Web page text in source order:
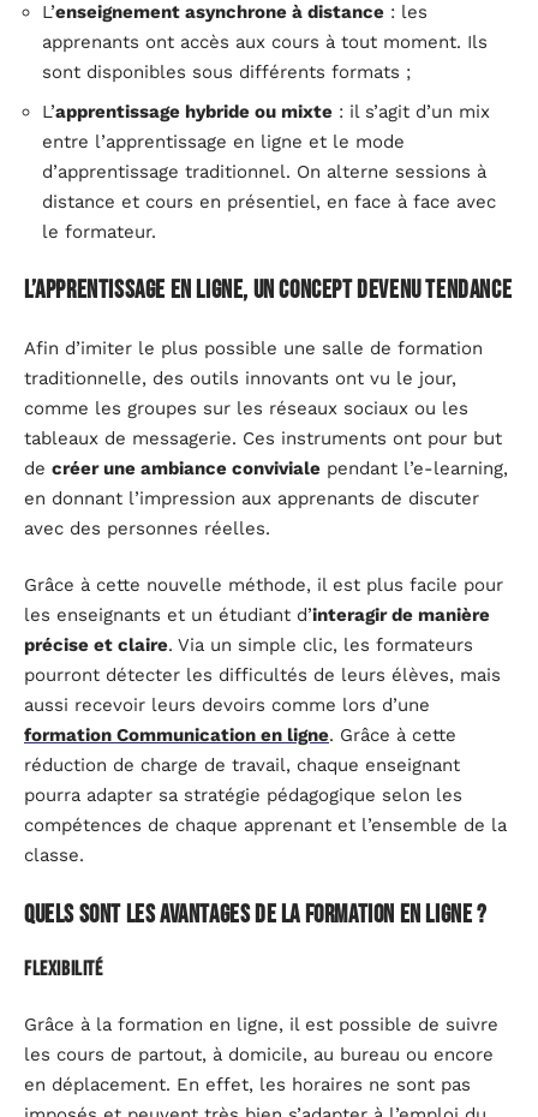
L’enseignement asynchrone à distance : les
apprenants ont accès aux cours à tout moment. Ils
sont disponibles sous différents formats ;
L’apprentissage hybride ou mixte : il s’agit d’un mix
entre l’apprentissage en ligne et le mode
d’apprentissage traditionnel. On alterne sessions à
distance et cours en présentiel, en face à face avec
le formateur.
L’apprentissage en ligne, un concept devenu tendance
Afin d’imiter le plus possible une salle de formation
traditionnelle, des outils innovants ont vu le jour,
comme les groupes sur les réseaux sociaux ou les
tableaux de messagerie. Ces instruments ont pour but
de créer une ambiance conviviale pendant l’e-learning,
en donnant l’impression aux apprenants de discuter
avec des personnes réelles.
Grâce à cette nouvelle méthode, il est plus facile pour
les enseignants et un étudiant d’interagir de manière
précise et claire. Via un simple clic, les formateurs
pourront détecter les difficultés de leurs élèves, mais
aussi recevoir leurs devoirs comme lors d’une
formation Communication en ligne. Grâce à cette
réduction de charge de travail, chaque enseignant
pourra adapter sa stratégie pédagogique selon les
compétences de chaque apprenant et l’ensemble de la
classe.
Quels sont les avantages de la formation en ligne ?
Flexibilité
Grâce à la formation en ligne, il est possible de suivre
les cours de partout, à domicile, au bureau ou encore
en déplacement. En effet, les horaires ne sont pas